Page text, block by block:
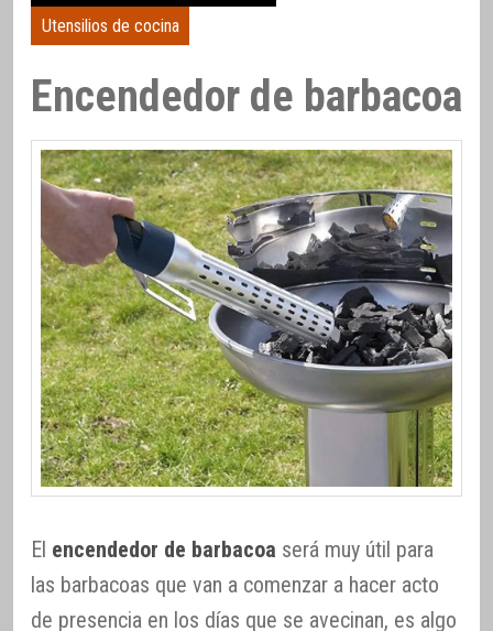
Utensilios de cocina
Encendedor de barbacoa
El encendedor de barbacoa será muy útil para
las barbacoas que van a comenzar a hacer acto
de presencia en los días que se avecinan, es algo